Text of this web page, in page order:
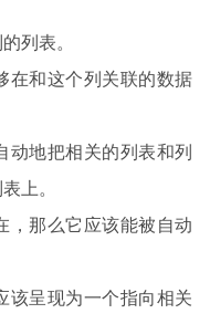
列表。
在和这个列关联的数据
动地把相关的列表和列
上。
，那么它应该能被自动
该呈现为一个指向相关